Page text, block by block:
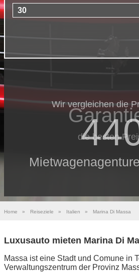
Wir vergleichen die
die besten
Home » Reiseziele » Italien » Marina Di Massa
Luxusauto mieten Marina Di
Massa ist eine Stadt und Comune in
Verwaltungszentrum der Provinz